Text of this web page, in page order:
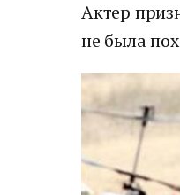
Актер
не была